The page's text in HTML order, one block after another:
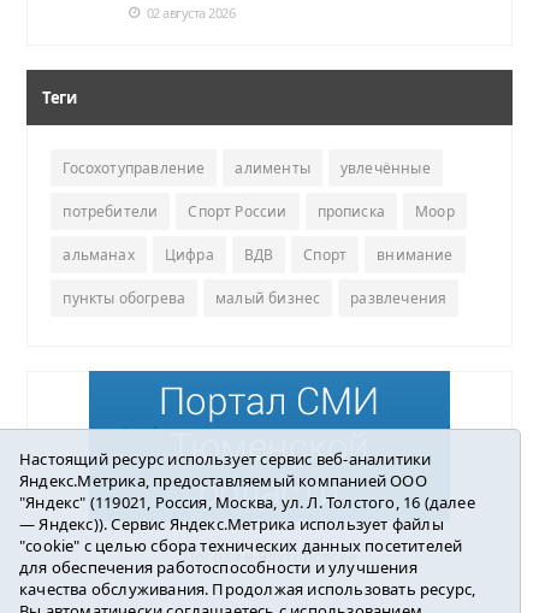
02 августа 2026
Теги
Госохотуправление алименты увлечённые
потребители Спорт России прописка Моор
альманах Цифра ВДВ Спорт внимание
пункты обогрева малый бизнес развлечения
Погода в Ялуторовске
Настоящий ресурс использует сервис веб-аналитики
Яндекс.Метрика, предоставляемый компанией ООО
"Яндекс" (119021, Россия, Москва, ул. Л. Толстого, 16 (далее
— Яндекс)). Сервис Яндекс.Метрика использует файлы
"cookie" с целью сбора технических данных посетителей
для обеспечения работоспособности и улучшения
качества обслуживания. Продолжая использовать ресурс,